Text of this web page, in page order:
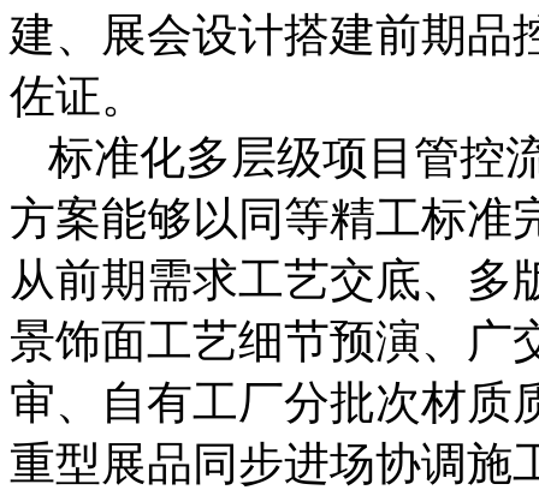
建、展会设计搭建前期品
佐证。
标准化多层级项目管控
方案能够以同等精工标准
从前期需求工艺交底、多
景饰面工艺细节预演、广
审、自有工厂分批次材质
重型展品同步进场协调施